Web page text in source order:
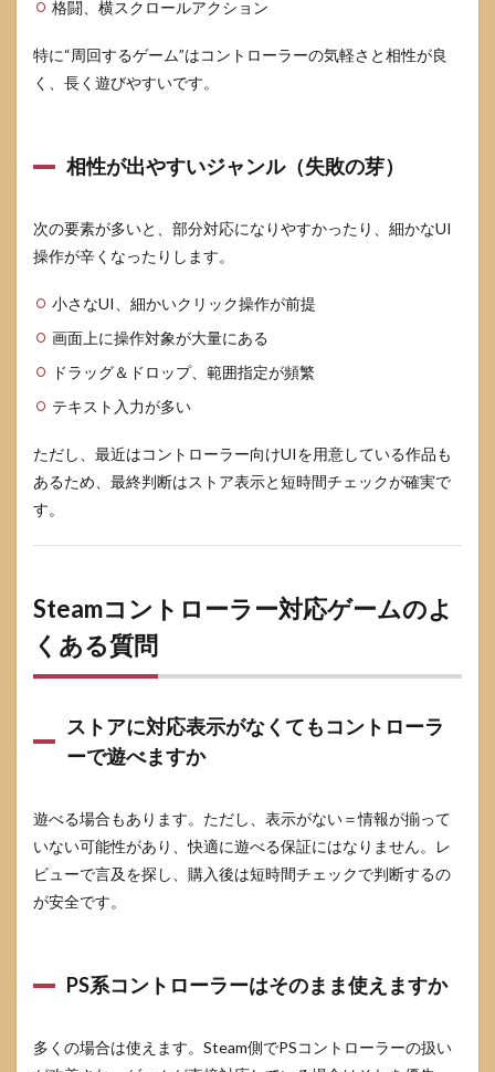
格闘、横スクロールアクション
特に“周回するゲーム”はコントローラーの気軽さと相性が良
く、長く遊びやすいです。
相性が出やすいジャンル（失敗の芽）
次の要素が多いと、部分対応になりやすかったり、細かなUI
操作が辛くなったりします。
小さなUI、細かいクリック操作が前提
画面上に操作対象が大量にある
ドラッグ＆ドロップ、範囲指定が頻繁
テキスト入力が多い
ただし、最近はコントローラー向けUIを用意している作品も
あるため、最終判断はストア表示と短時間チェックが確実で
す。
Steamコントローラー対応ゲームのよ
くある質問
ストアに対応表示がなくてもコントローラ
ーで遊べますか
遊べる場合もあります。ただし、表示がない＝情報が揃って
いない可能性があり、快適に遊べる保証にはなりません。レ
ビューで言及を探し、購入後は短時間チェックで判断するの
が安全です。
PS系コントローラーはそのまま使えますか
多くの場合は使えます。Steam側でPSコントローラーの扱い